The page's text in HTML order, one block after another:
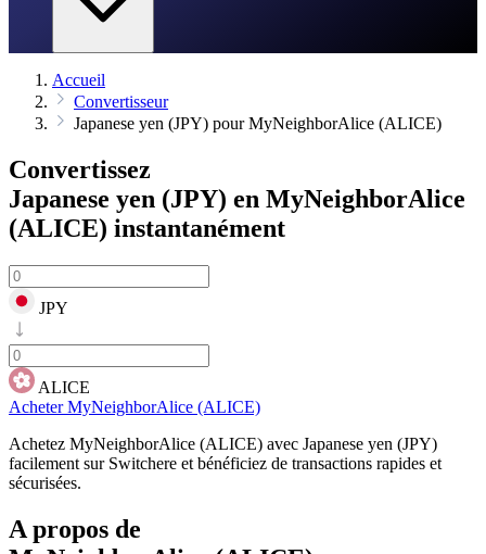
Accueil
Convertisseur
Japanese yen (JPY) pour MyNeighborAlice (ALICE)
Convertissez
Japanese yen (JPY) en MyNeighborAlice
(ALICE) instantanément
JPY
ALICE
Acheter MyNeighborAlice (ALICE)
Achetez MyNeighborAlice (ALICE) avec Japanese yen (JPY)
facilement sur Switchere et bénéficiez de transactions rapides et
sécurisées.
A propos de